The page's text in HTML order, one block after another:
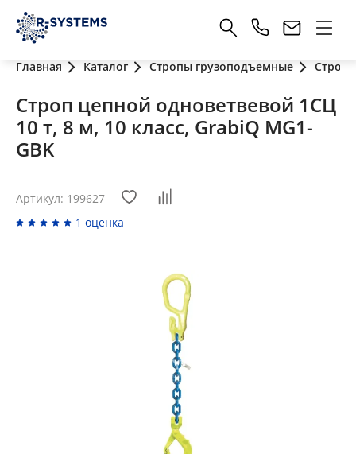
Главная Каталог Стропы грузоподъемные
Строп цепной одноветвевой 1СЦ
10 т, 8 м, 10 класс, GrabiQ MG1-
GBK
Артикул: 199627
1 оценка